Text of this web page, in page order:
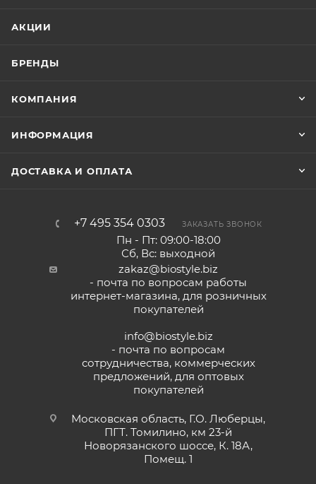
АКЦИИ
БРЕНДЫ
КОМПАНИЯ
ИНФОРМАЦИЯ
ДОСТАВКА И ОПЛАТА
+7 495 354 0303 ЗАКАЗАТЬ ЗВОНОК
Пн - Пт: 09:00-18:00
Сб, Вс: выходной
zakaz@biostyle.biz
- почта по вопросам работы
интернет-магазина, для розничных
покупателей
info@biostyle.biz
- почта по вопросам
сотрудничества, коммерческих
предложений, для оптовых
покупателей
Московская область, Г.О. Люберцы,
ПГТ. Томилино, км 23-й
Новорязанского шоссе, К. 18А,
Помещ. 1